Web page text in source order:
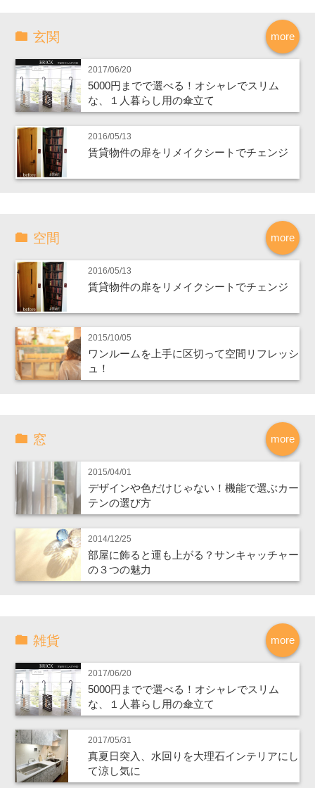
more
玄関
2017/06/20
5000円までで選べる！オシャレでスリム
な、１人暮らし用の傘立て
2016/05/13
賃貸物件の扉をリメイクシートでチェンジ
more
空間
2016/05/13
賃貸物件の扉をリメイクシートでチェンジ
2015/10/05
ワンルームを上手に区切って空間リフレッシ
ュ！
more
窓
2015/04/01
デザインや色だけじゃない！機能で選ぶカー
テンの選び方
2014/12/25
部屋に飾ると運も上がる？サンキャッチャー
の３つの魅力
more
雑貨
2017/06/20
5000円までで選べる！オシャレでスリム
な、１人暮らし用の傘立て
2017/05/31
真夏日突入、水回りを大理石インテリアにし
て涼し気に